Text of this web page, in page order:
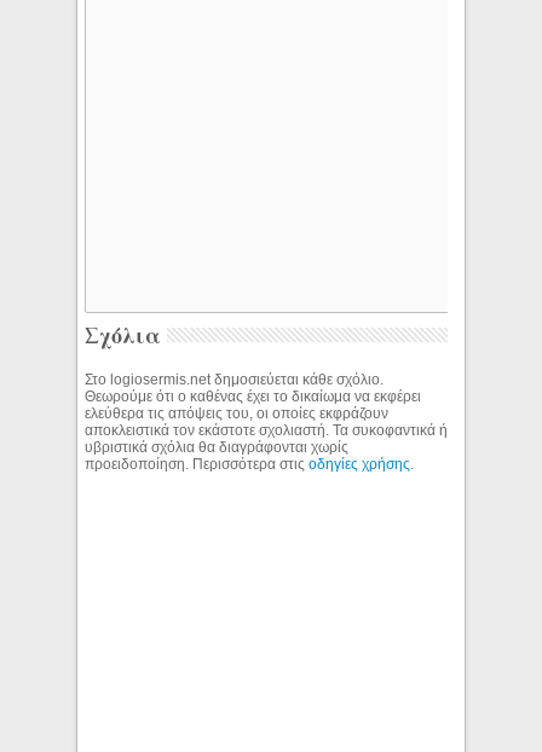
Σχόλια
Στο logiosermis.net δημοσιεύεται κάθε σχόλιο.
Θεωρούμε ότι ο καθένας έχει το δικαίωμα να εκφέρει
ελεύθερα τις απόψεις του, οι οποίες εκφράζουν
αποκλειστικά τον εκάστοτε σχολιαστή. Τα συκοφαντικά ή
υβριστικά σχόλια θα διαγράφονται χωρίς
προειδοποίηση. Περισσότερα στιςοδηγίες χρήσης